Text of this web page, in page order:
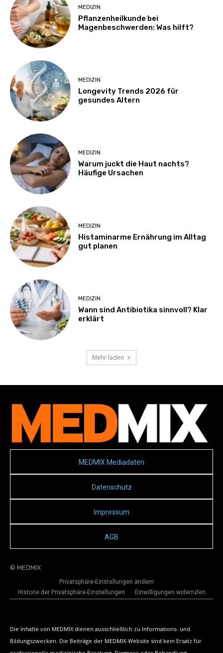
MEDIZIN
Pflanzenheilkunde bei
Magenbeschwerden: Was hilft?
MEDIZIN
Longevity Trends 2026 für
gesundes Altern
MEDIZIN
Warum juckt die Haut nachts?
Häufige Ursachen
MEDIZIN
Histaminarme Ernährung im Alltag
gut planen
MEDIZIN
Wann sind Antibiotika sinnvoll? Klar
erklärt
Mehr laden
MEDMIX Mediadaten
Datenschutz
Impressum
AGB
© MEDMIX
Privatsphäre-Einstellungen ändern
Historie der Privatsphäre-Einstellungen
Einwilligungen widerrufen
Die Inhalte von MEDMIX dienen ausschließlich zu Informations- und
Bildungszwecken. Die Beiträge der MEDMIX-Website sind kein Ersatz für